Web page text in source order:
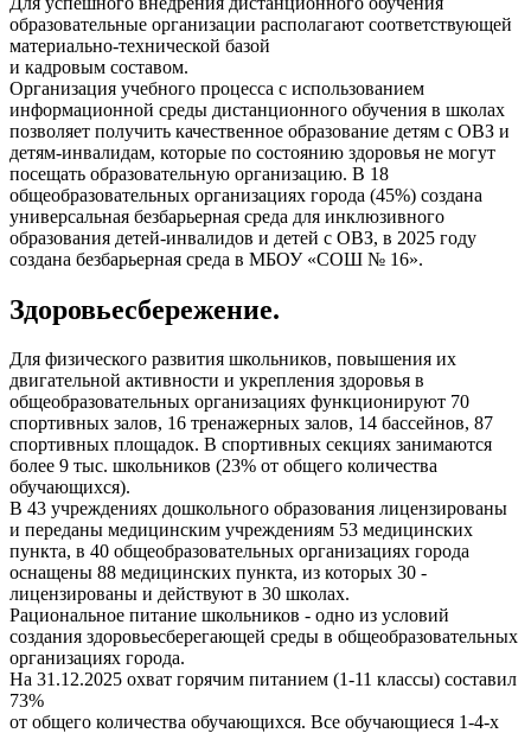
образовательные организации располагают соответствующей
материально-технической базой
и кадровым составом.
Организация учебного процесса с использованием
информационной среды дистанционного обучения в школах
позволяет получить качественное образование детям с ОВЗ и
детям-инвалидам, которые по состоянию здоровья не могут
посещать образовательную организацию. В 18
общеобразовательных организациях города (45%) создана
универсальная безбарьерная среда для инклюзивного
образования детей-инвалидов и детей с ОВЗ, в 2025 году
создана безбарьерная среда в МБОУ «СОШ № 16».
Здоровьесбережение.
Для физического развития школьников, повышения их
двигательной активности и укрепления здоровья в
общеобразовательных организациях функционируют 70
спортивных залов, 16 тренажерных залов, 14 бассейнов, 87
спортивных площадок. В спортивных секциях занимаются
более 9 тыс. школьников (23% от общего количества
обучающихся).
В 43 учреждениях дошкольного образования лицензированы
и переданы медицинским учреждениям 53 медицинских
пункта, в 40 общеобразовательных организациях города
оснащены 88 медицинских пункта, из которых 30 -
лицензированы и действуют в 30 школах.
Рациональное питание школьников - одно из условий
создания здоровьесберегающей среды в общеобразовательных
организациях города.
На 31.12.2025 охват горячим питанием (1-11 классы) составил
73%
от общего количества обучающихся. Все обучающиеся 1-4-х